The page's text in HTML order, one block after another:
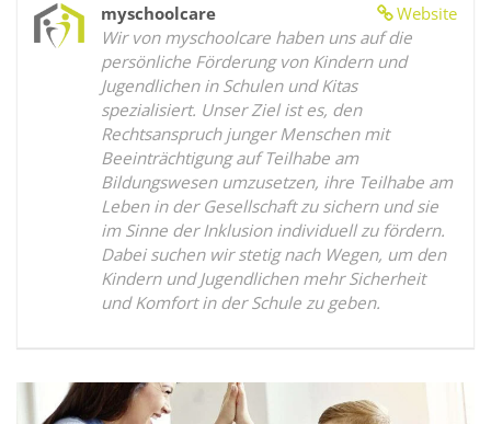
Website
myschoolcare
Wir von myschoolcare haben uns auf die
persönliche Förderung von Kindern und
Jugendlichen in Schulen und Kitas
spezialisiert. Unser Ziel ist es, den
Rechtsanspruch junger Menschen mit
Beeinträchtigung auf Teilhabe am
Bildungswesen umzusetzen, ihre Teilhabe am
Leben in der Gesellschaft zu sichern und sie
im Sinne der Inklusion individuell zu fördern.
Dabei suchen wir stetig nach Wegen, um den
Kindern und Jugendlichen mehr Sicherheit
und Komfort in der Schule zu geben.